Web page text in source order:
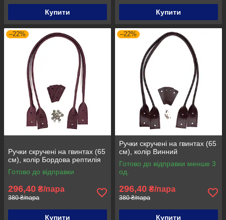
Купити Купити
–22%
Ручки скручені на гвинтах (65
см), колір Бордова рептилія
Готово до відправки
296,40 ₴/пара
380 ₴/пара
Купити
–22%
Ручки скручені на гвинтах (65
см), колір Винний
Готово до відправки менше 3
од.
296,40 ₴/пара
380 ₴/пара
Купити